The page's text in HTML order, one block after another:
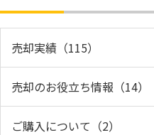
売却実績（115）
売却のお役立ち情報（14）
ご購入について（2）